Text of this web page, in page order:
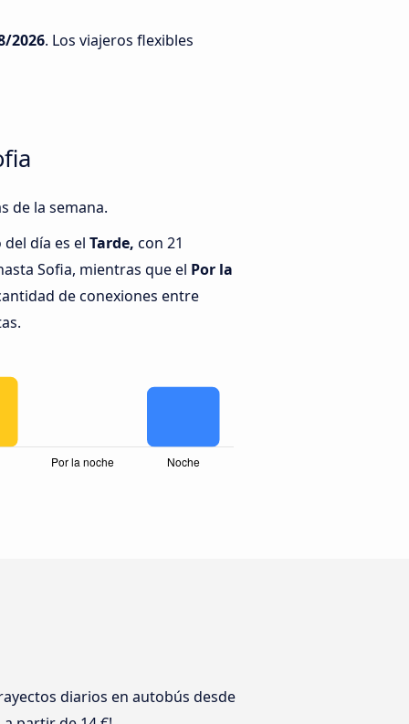
2026. Los viajeros flexibles
de la semana.
día es el Tarde, con 21
Sofia, mientras que el Por la
de conexiones entre
diarios en autobús desde